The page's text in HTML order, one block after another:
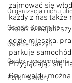
Organizacja ruchu
Osiedle Kopernika
Osiedle Raszyn
Osoby - wspomnienia
Parki - skwery
zajmować się
każdy z nas także
zieleń w
gdzie mieszka,
parkuje
Przyglądając się
Grunwaldu można